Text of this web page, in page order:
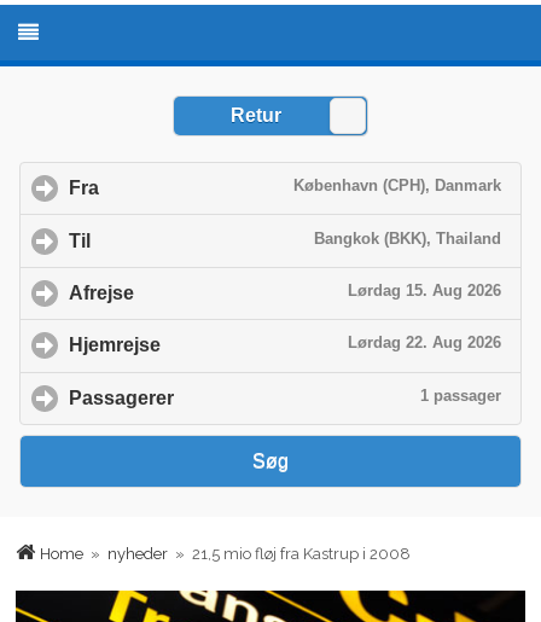
Home » nyheder » 21,5 mio fløj fra Kastrup i 2008